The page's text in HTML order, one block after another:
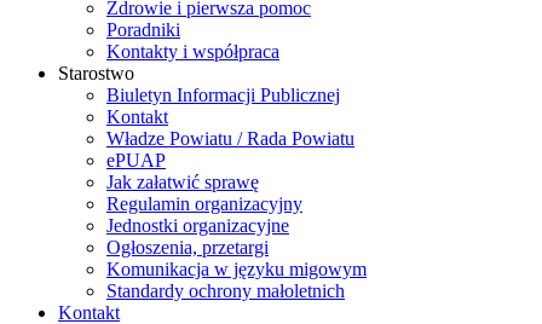
Zdrowie i pierwsza pomoc
Poradniki
Kontakty i współpraca
Starostwo
Biuletyn Informacji Publicznej
Kontakt
Władze Powiatu / Rada Powiatu
ePUAP
Jak załatwić sprawę
Regulamin organizacyjny
Jednostki organizacyjne
Ogłoszenia, przetargi
Komunikacja w języku migowym
Standardy ochrony małoletnich
Kontakt